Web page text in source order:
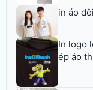
in áo
In logo
ép áo